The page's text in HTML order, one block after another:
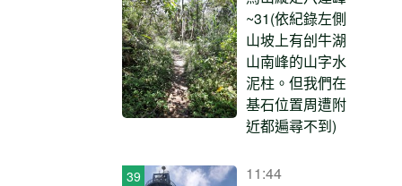
~31(依紀錄左側
山坡上有刣牛湖
山南峰的山字水
泥柱。但我們在
基石位置周遭附
近都遍尋不到)
11:44